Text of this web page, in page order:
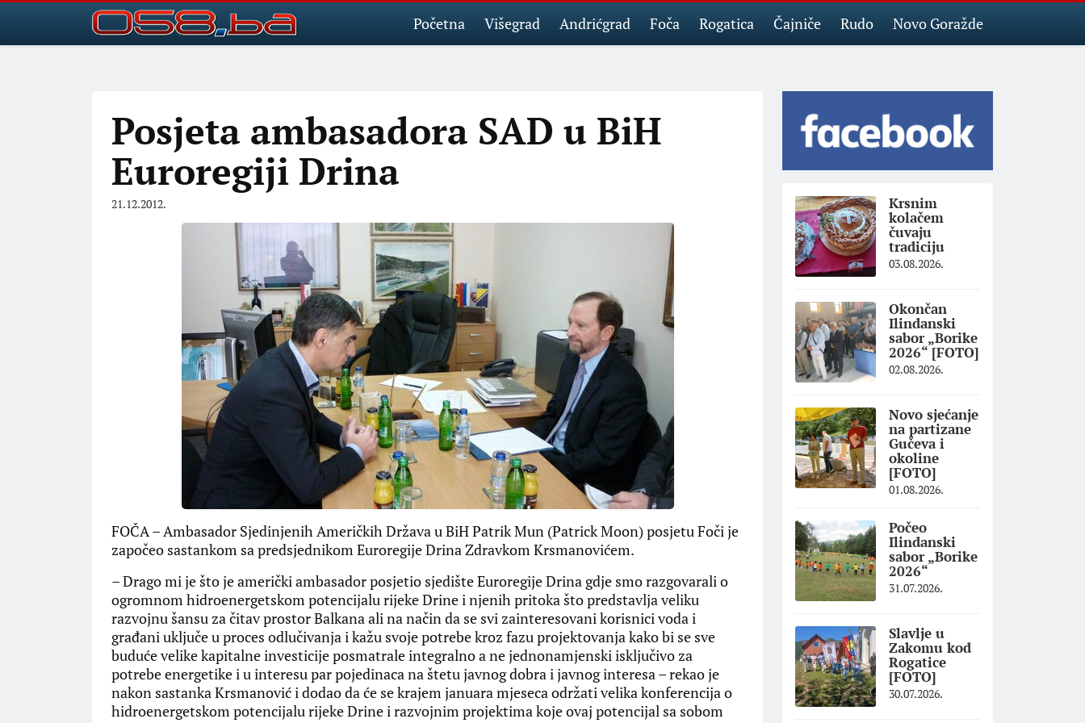
Početna Višegrad Andrićgrad Foča Rogatica Čajniče Rudo Novo Goražde
Posjeta ambasadora SAD u BiH
Euroregiji Drina
21.12.2012.
FOČA – Ambasador Sjedinjenih Američkih Država u BiH Patrik Mun (Patrick Moon) posjetu Foči je
započeo sastankom sa predsjednikom Euroregije Drina Zdravkom Krsmanovićem.
– Drago mi je što je američki ambasador posjetio sjedište Euroregije Drina gdje smo razgovarali o
ogromnom hidroenergetskom potencijalu rijeke Drine i njenih pritoka što predstavlja veliku
razvojnu šansu za čitav prostor Balkana ali na način da se svi zainteresovani korisnici voda i
građani uključe u proces odlučivanja i kažu svoje potrebe kroz fazu projektovanja kako bi se sve
buduće velike kapitalne investicije posmatrale integralno a ne jednonamjenski isključivo za
potrebe energetike i u interesu par pojedinaca na štetu javnog dobra i javnog interesa – rekao je
nakon sastanka Krsmanović i dodao da će se krajem januara mjeseca održati velika konferencija o
hidroenergetskom potencijalu rijeke Drine i razvojnim projektima koje ovaj potencijal sa sobom
Krsnim
kolačem
čuvaju
tradiciju
03.08.2026.
Okončan
Ilindanski
sabor „Borike
2026“ [FOTO]
02.08.2026.
Novo sjećanje
na partizane
Gučeva i
okoline
[FOTO]
01.08.2026.
Počeo
Ilindanski
sabor „Borike
2026“
31.07.2026.
Slavlje u
Zakomu kod
Rogatice
[FOTO]
30.07.2026.